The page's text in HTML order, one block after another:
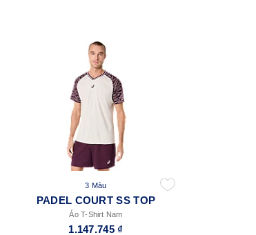
3 Màu
PADEL COURT SS TOP
Áo T-Shirt Nam
1.147.745 ₫